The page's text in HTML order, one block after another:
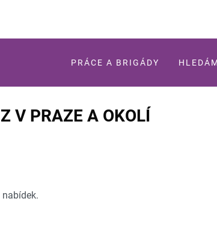
PRÁCE A BRIGÁDY
V PRAZE A OKOLÍ